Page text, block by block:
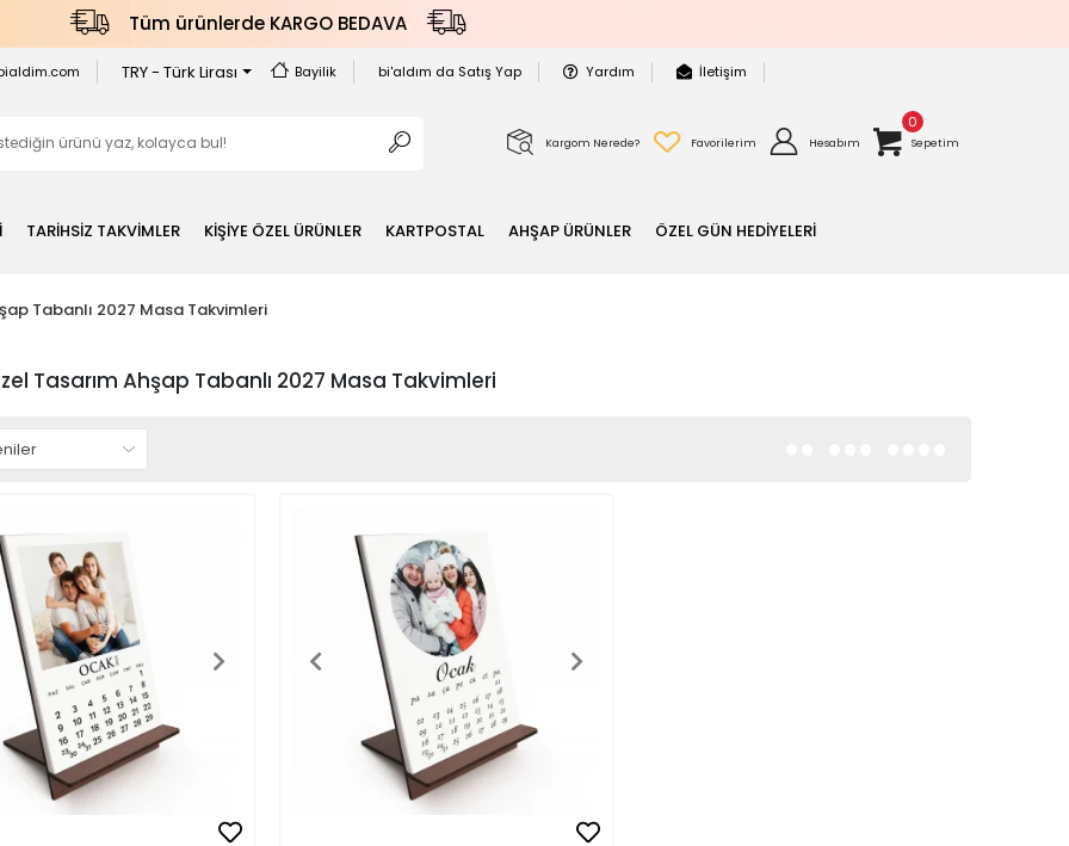
Tüm ürünlerde KARGO BEDAVA
TRY - Türk Lirası Bayilik bi'aldım da Satış Yap Yardım İletişim
Kargom Nerede? Favorilerim Hesabım
0
Sepetim
TARİHSİZ TAKVİMLER KİŞİYE ÖZEL ÜRÜNLER KARTPOSTAL AHŞAP ÜRÜNLER ÖZEL GÜN HEDİYELERİ
Tabanlı 2027 Masa Takvimleri
Tasarım Ahşap Tabanlı 2027 Masa Takvimleri